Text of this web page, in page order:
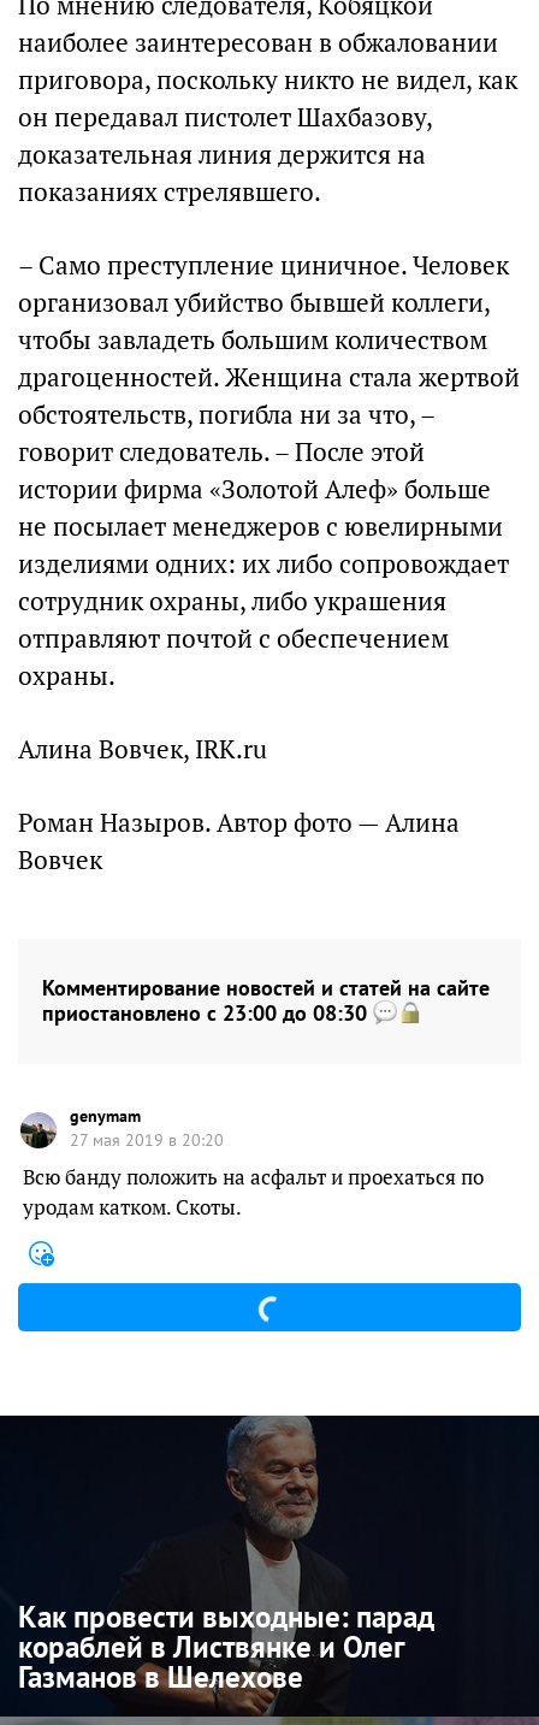
наиболее заинтересован в обжаловании
приговора, поскольку никто не видел, как
он передавал пистолет Шахбазову,
доказательная линия держится на
показаниях стрелявшего.
– Само преступление циничное. Человек
организовал убийство бывшей коллеги,
чтобы завладеть большим количеством
драгоценностей. Женщина стала жертвой
обстоятельств, погибла ни за что, –
говорит следователь. – После этой
истории фирма «Золотой Алеф» больше
не посылает менеджеров с ювелирными
изделиями одних: их либо сопровождает
сотрудник охраны, либо украшения
отправляют почтой с обеспечением
охраны.
Алина Вовчек, IRK.ru
Роман Назыров. Автор фото — Алина
Вовчек
Комментирование новостей и статей на сайте
приостановлено с 23:00 до 08:30
genymam
27 мая 2019 в 20:20
Всю банду положить на асфальт и проехаться по
уродам катком. Скоты.
Как провести выходные: парад
кораблей в Листвянке и Олег
Газманов в Шелехове